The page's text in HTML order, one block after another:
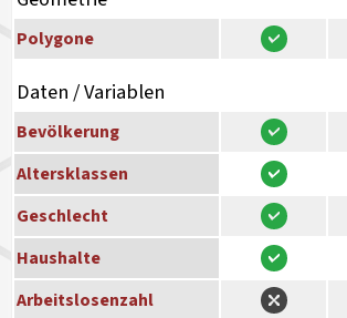
Polygone
Daten / Variablen
Bevölkerung
Altersklassen
Geschlecht
Haushalte
Arbeitslosenzahl